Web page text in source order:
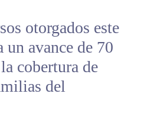
otorgados este
un avance de 70
cobertura de
del